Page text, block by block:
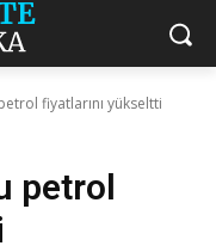
fiyatlarını yükseltti
petrol